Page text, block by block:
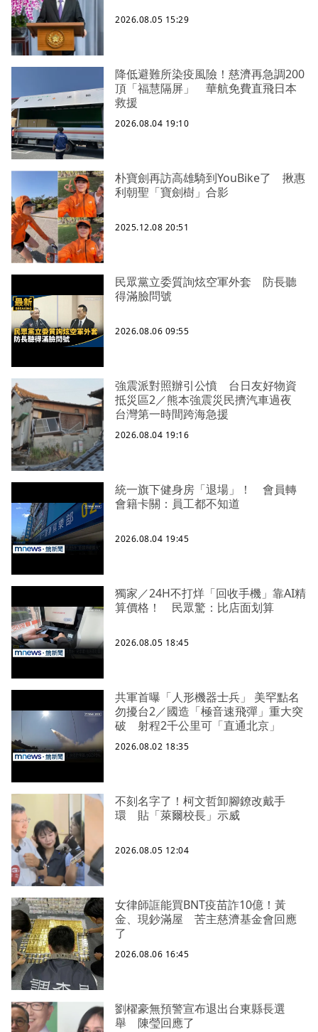
2026.08.05 15:29
降低避難所染疫風險！慈濟再急調200
頂「福慧隔屏」 華航免費直飛日本
救援
2026.08.04 19:10
朴寶劍再訪高雄騎到YouBike了 揪惠
利朝聖「寶劍樹」合影
2025.12.08 20:51
民眾黨立委質詢炫空軍外套 防長聽
得滿臉問號
2026.08.06 09:55
強震派對照辦引公憤 台日友好物資
抵災區2／熊本強震災民擠汽車過夜
台灣第一時間跨海急援
2026.08.04 19:16
統一旗下健身房「退場」！ 會員轉
會籍卡關：員工都不知道
2026.08.04 19:45
獨家／24H不打烊「回收手機」靠AI精
算價格！ 民眾驚：比店面划算
2026.08.05 18:45
共軍首曝「人形機器士兵」 美罕點名
勿擾台2／國造「極音速飛彈」重大突
破 射程2千公里可「直通北京」
2026.08.02 18:35
不刻名字了！柯文哲卸腳鐐改戴手
環 貼「萊爾校長」示威
2026.08.05 12:04
女律師誆能買BNT疫苗詐10億！黃
金、現鈔滿屋 苦主慈濟基金會回應
了
2026.08.06 16:45
劉櫂豪無預警宣布退出台東縣長選
舉 陳瑩回應了